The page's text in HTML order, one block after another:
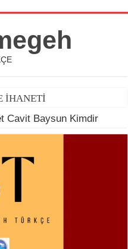
İHANETİ
Cavit Baysun Kimdir